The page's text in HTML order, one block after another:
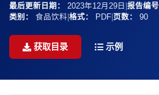
最后更新日期： 2023年12月29日 报告编号
类别：
食品饮料 格式： PDF 页数： 90
获取目录 示例